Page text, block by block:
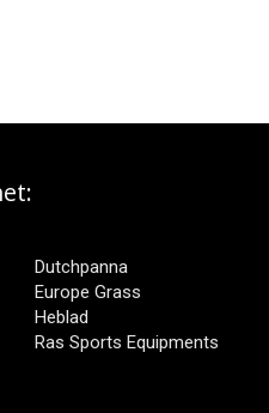
Dutchpanna
Europe Grass
Heblad
Ras Sports Equipments